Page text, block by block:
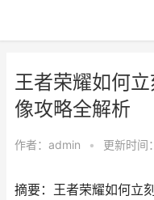
王者荣耀如何
像攻略全解析
作者： admin • 更新时
摘要：王者荣耀如何立